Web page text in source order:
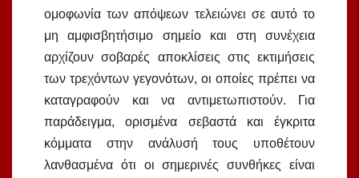
ομοφωνία των απόψεων τελειώνει σε αυτό το
μη αμφισβητήσιμο σημείο και στη συνέχεια
αρχίζουν σοβαρές αποκλίσεις στις εκτιμήσεις
των τρεχόντων γεγονότων, οι οποίες πρέπει να
καταγραφούν και να αντιμετωπιστούν. Για
παράδειγμα, ορισμένα σεβαστά και έγκριτα
κόμματα στην ανάλυσή τους υποθέτουν
λανθασμένα ότι οι σημερινές συνθήκες είναι